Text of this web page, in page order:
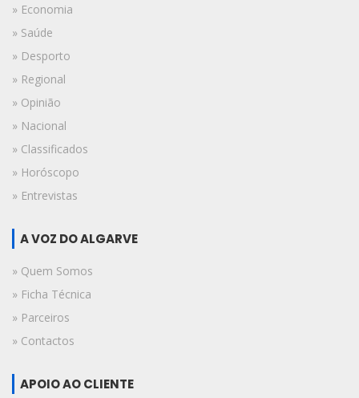
» Economia
» Saúde
» Desporto
» Regional
» Opinião
» Nacional
» Classificados
» Horóscopo
» Entrevistas
A VOZ DO ALGARVE
» Quem Somos
» Ficha Técnica
» Parceiros
» Contactos
APOIO AO CLIENTE